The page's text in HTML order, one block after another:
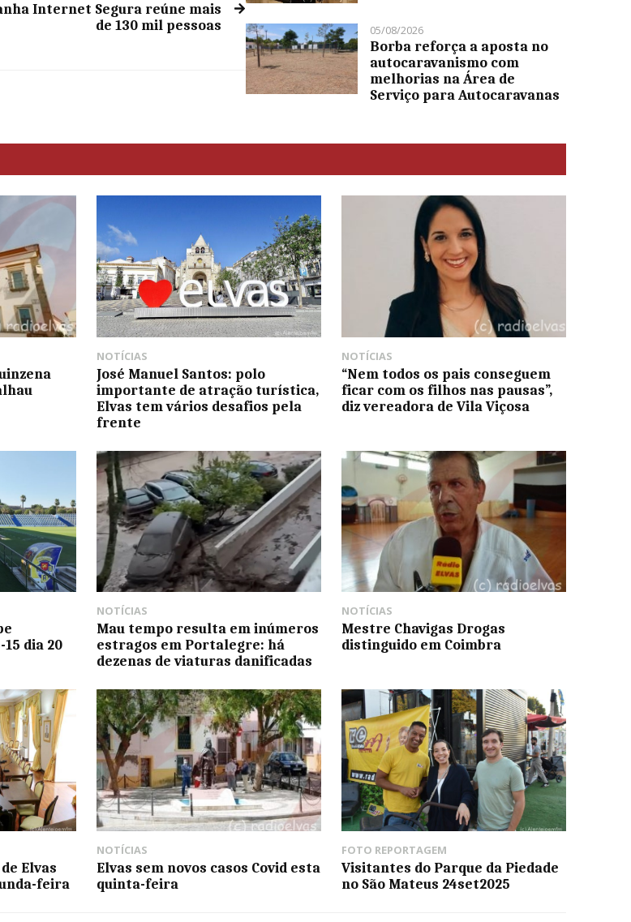
Internet Segura reúne mais
de 130 mil pessoas
05/08/2026
Borba reforça a aposta no
autocaravanismo com
melhorias na Área de
Serviço para Autocaravanas
NOTÍCIAS
José Manuel Santos: polo
importante de atração turística,
Elvas tem vários desafios pela
frente
NOTÍCIAS
“Nem todos os pais conseguem
ficar com os filhos nas pausas”,
diz vereadora de Vila Viçosa
dia 20
NOTÍCIAS
Mau tempo resulta em inúmeros
estragos em Portalegre: há
dezenas de viaturas danificadas
NOTÍCIAS
Mestre Chavigas Drogas
distinguido em Coimbra
Elvas
feira
NOTÍCIAS
Elvas sem novos casos Covid esta
quinta-feira
FOTO REPORTAGEM
Visitantes do Parque da Piedade
no São Mateus 24set2025